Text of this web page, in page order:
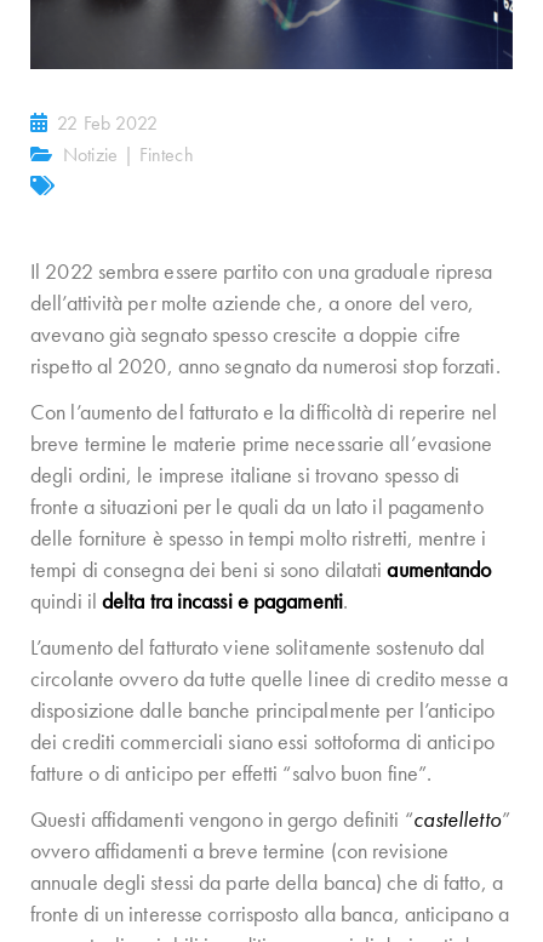
22 Feb 2022
Notizie | Fintech
Il 2022 sembra essere partito con una graduale ripresa
dell’attività per molte aziende che, a onore del vero,
avevano già segnato spesso crescite a doppie cifre
rispetto al 2020, anno segnato da numerosi stop forzati.
Con l’aumento del fatturato e la difficoltà di reperire nel
breve termine le materie prime necessarie all’evasione
degli ordini, le imprese italiane si trovano spesso di
fronte a situazioni per le quali da un lato il pagamento
delle forniture è spesso in tempi molto ristretti, mentre i
tempi di consegna dei beni si sono dilatatiaumentando
quindi il delta tra incassi e pagamenti.
L’aumento del fatturato viene solitamente sostenuto dal
circolante ovvero da tutte quelle linee di credito messe a
disposizione dalle banche principalmente per l’anticipo
dei crediti commerciali siano essi sottoforma di anticipo
fatture o di anticipo per effetti “salvo buon fine”.
Questi affidamenti vengono in gergo definiti “castelletto”
ovvero affidamenti a breve termine (con revisione
annuale degli stessi da parte della banca) che di fatto, a
fronte di un interesse corrisposto alla banca, anticipano a